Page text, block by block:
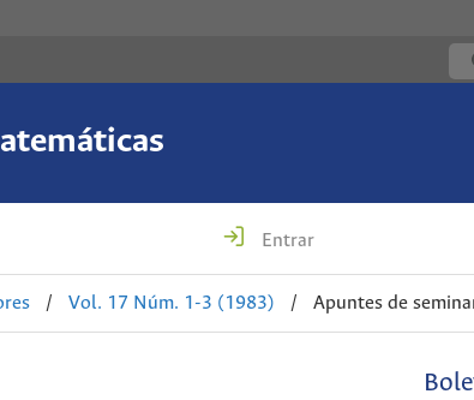
Entrar
/ Vol. 17 Núm. 1-3 (1983) / Apuntes de